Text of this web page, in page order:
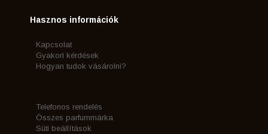
Hasznos információk
Kapcsolat
Gyakori kérdések
Hogyan tudok vásárolni?
Telefonos rendelés
Összes parfummárka
Süti beállítások